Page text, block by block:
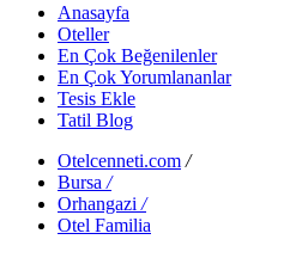
Anasayfa
Oteller
En Çok Beğenilenler
En Çok Yorumlananlar
Tesis Ekle
Tatil Blog
Otelcenneti.com /
Bursa /
Orhangazi /
Otel Familia